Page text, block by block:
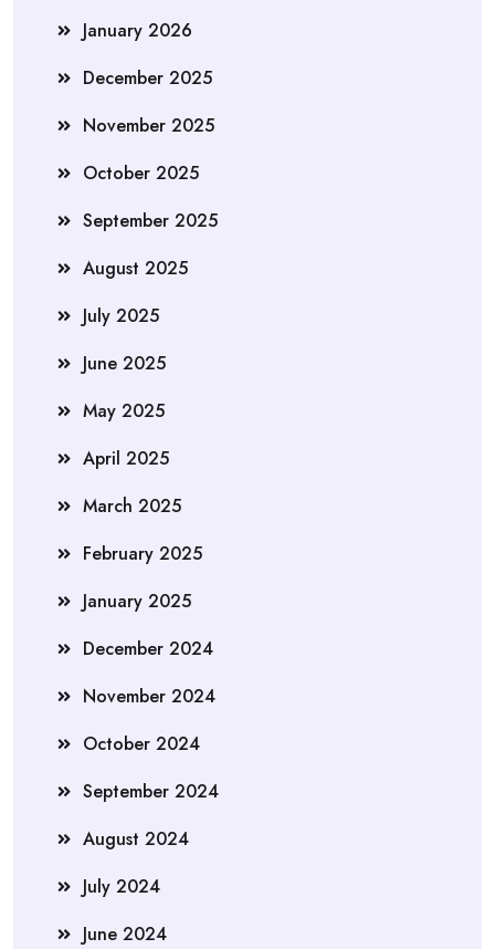
January 2026
December 2025
November 2025
October 2025
September 2025
August 2025
July 2025
June 2025
May 2025
April 2025
March 2025
February 2025
January 2025
December 2024
November 2024
October 2024
September 2024
August 2024
July 2024
June 2024